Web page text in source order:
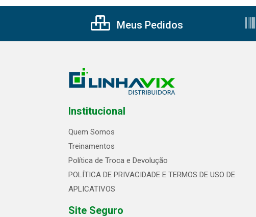
Meus Pedidos
Institucional
Quem Somos
Treinamentos
Política de Troca e Devolução
POLÍTICA DE PRIVACIDADE E TERMOS DE USO DE
APLICATIVOS
Site Seguro